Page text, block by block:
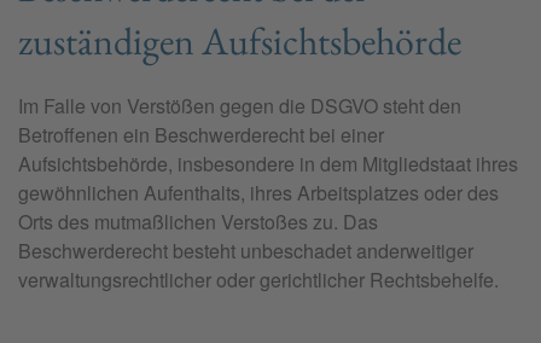
zuständigen Aufsichts­behörde
Im Falle von Verstößen gegen die DSGVO steht den
Betroffenen ein Beschwerderecht bei einer
Aufsichtsbehörde, insbesondere in dem Mitgliedstaat ihres
gewöhnlichen Aufenthalts, ihres Arbeitsplatzes oder des
Orts des mutmaßlichen Verstoßes zu. Das
Beschwerderecht besteht unbeschadet anderweitiger
verwaltungsrechtlicher oder gerichtlicher Rechtsbehelfe.